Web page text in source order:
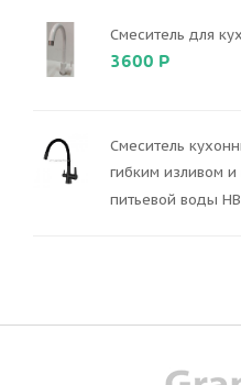
Смеситель для
3600 Р
Смеситель
гибким изливом
питьевой воды